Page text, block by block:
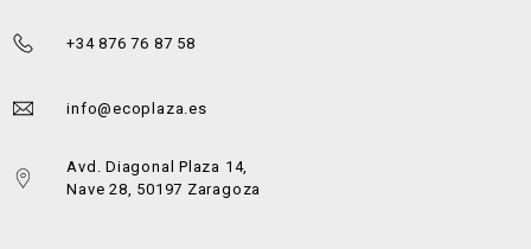
+34 876 76 87 58
info@ecoplaza.es
Avd. Diagonal Plaza 14,
Nave 28, 50197 Zaragoza